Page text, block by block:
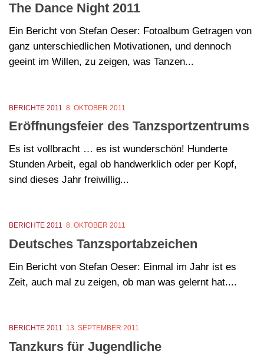
The Dance Night 2011
Ein Bericht von Stefan Oeser: Fotoalbum Getragen von
ganz unterschiedlichen Motivationen, und dennoch
geeint im Willen, zu zeigen, was Tanzen...
BERICHTE 2011 8. OKTOBER 2011
Eröffnungsfeier des Tanzsportzentrums
Es ist vollbracht … es ist wunderschön! Hunderte
Stunden Arbeit, egal ob handwerklich oder per Kopf,
sind dieses Jahr freiwillig...
BERICHTE 2011 8. OKTOBER 2011
Deutsches Tanzsportabzeichen
Ein Bericht von Stefan Oeser: Einmal im Jahr ist es
Zeit, auch mal zu zeigen, ob man was gelernt hat....
BERICHTE 2011 13. SEPTEMBER 2011
Tanzkurs für Jugendliche